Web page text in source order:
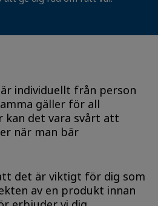
individuellt från person
gäller för all
kan det vara svårt att
när man bär
det är viktigt för dig som
av en produkt innan